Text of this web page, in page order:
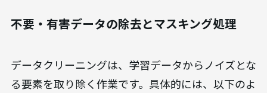
不要・有害データの除去とマスキング処理
データクリーニングは、学習データからノイズとな
る要素を取り除く作業です。具体的には、以下のよ